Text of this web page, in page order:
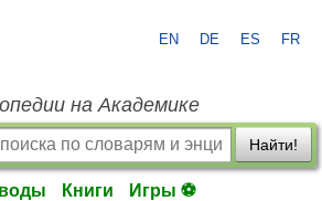
EN DE ES FR
на Академике
Найти!
Книги Игры ⚽